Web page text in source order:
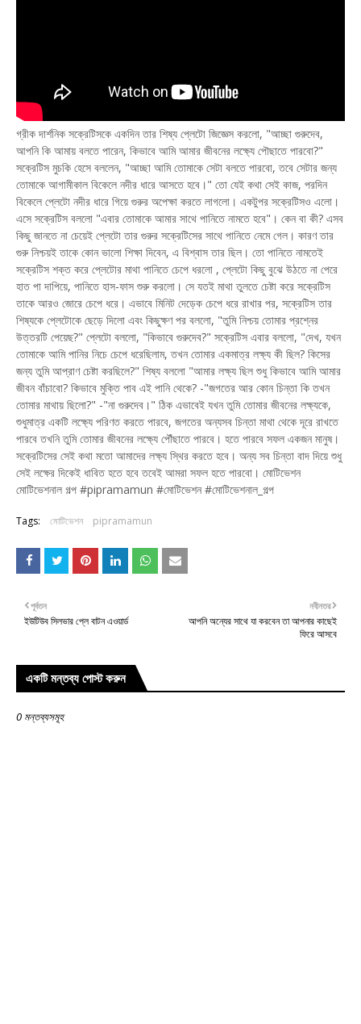
গ্রীক দার্শনিক সক্রেটিসকে একদিন তার শিষ্য প্লেটো জিজ্ঞেস করলো, "আচ্ছা গুরুদেব,
আপনি কি আমায় বলতে পারেন, কিভাবে আমি আমার জীবনের লক্ষ্যে পৌছাতে পারবো?"
সক্রেটিস মুচকি হেসে বললেন, "আচ্ছা আমি তোমাকে সেটা বলতে পারবো, তবে সেটার জন্য
তোমাকে আগামীকাল বিকেলে নদীর ধারে আসতে হবে।" তো যেই কথা সেই কাজ, পরদিন
বিকেলে প্লেটো নদীর ধারে গিয়ে গুরুর অপেক্ষা করতে লাগলো। একটুপর সক্রেটিসও এলো।
এসে সক্রেটিস বললো "এবার তোমাকে আমার সাথে পানিতে নামতে হবে"। কেন বা কী? এসব
কিছু জানতে না চেয়েই প্লেটো তার গুরুর সক্রেটিসের সাথে পানিতে নেমে গেল। কারণ তার
গুরু নিশ্চয়ই তাকে কোন ভালো শিক্ষা দিবেন, এ বিশ্বাস তার ছিল। তো পানিতে নামতেই
সক্রেটিস শক্ত করে প্লেটোর মাথা পানিতে চেপে ধরলো , প্লেটো কিছু বুঝে উঠতে না পেরে
হাত পা দাপিয়ে, পানিতে হাস-ফাস শুরু করলো। সে যতই মাথা তুলতে চেষ্টা করে সক্রেটিস
তাকে আরও জোরে চেপে ধরে। এভাবে মিনিট দেড়েক চেপে ধরে রাখার পর, সক্রেটিস তার
শিষ্যকে প্লেটোকে ছেড়ে দিলো এবং কিছুক্ষণ পর বললো, "তুমি নিশ্চয় তোমার প্রশ্নের
উত্তরটি পেয়েছ?" প্লেটো বললো, "কিভাবে গুরুদেব?" সক্রেটিস এবার বললো, "দেখ, যখন
তোমাকে আমি পানির নিচে চেপে ধরেছিলাম, তখন তোমার একমাত্র লক্ষ্য কী ছিল? কিসের
জন্য তুমি আপ্রাণ চেষ্টা করছিলে?" শিষ্য বললো "আমার লক্ষ্য ছিল শুধু কিভাবে আমি আমার
জীবন বাঁচাবো? কিভাবে মুক্তি পাব এই পানি থেকে? -"জগতের আর কোন চিন্তা কি তখন
তোমার মাথায় ছিলো?" -"না গুরুদেব।" ঠিক এভাবেই যখন তুমি তোমার জীবনের লক্ষ্যকে,
শুধুমাত্র একটি লক্ষ্যে পরিণত করতে পারবে, জগতের অন্যসব চিন্তা মাথা থেকে দূরে রাখতে
পারবে তখনি তুমি তোমার জীবনের লক্ষ্যে পৌঁছাতে পারবে। হতে পারবে সফল একজন মানুষ।
সক্রেটিসের সেই কথা মতো আমাদের লক্ষ্য স্থির করতে হবে। অন্য সব চিন্তা বাদ দিয়ে শুধু
সেই লক্ষের দিকেই ধাবিত হতে হবে তবেই আমরা সফল হতে পারবো। মোটিভেশন
মোটিভেশনাল গল্প #pipramamun #মোটিভেশন #মোটিভেশনাল_গল্প
Tags: মোটিভেশন pipramamun
নবীনতর
আপনি অন্যের সাথে যা করবেন তা আপনার কাছেই
ফিরে আসবে
পূর্বতন
ইউটিউব সিলভার প্লে বাটন এওয়ার্ড
একটি মন্তব্য পোস্ট করুন
0 মন্তব্যসমূহ